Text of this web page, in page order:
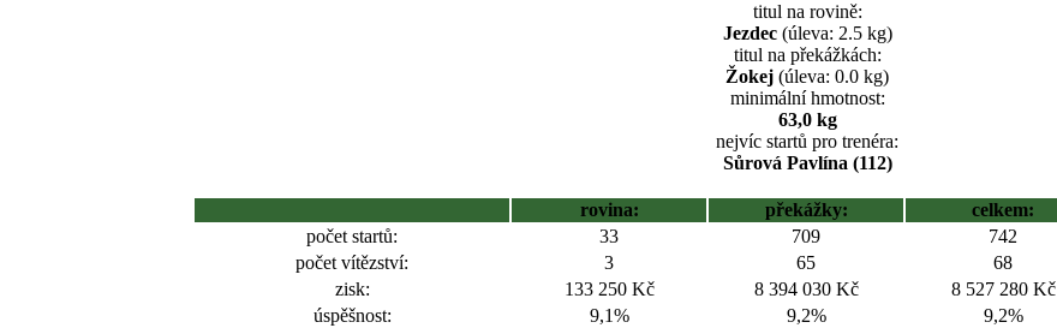
titul na rovině:
Jezdec(úleva: 2.5 kg)
titul na překážkách:
Žokej (úleva: 0.0 kg)
minimální hmotnost:
63,0 kg
nejvíc startů pro trenéra:
Sůrová Pavlína (112)
rovina: překážky:
celkem:
počet startů:
33 709
742
počet vítězství:
3 65
68
zisk:
133 250 Kč 8 394 030 Kč
8 527 280 Kč
úspěšnost:
9,1% 9,2%
9,2%